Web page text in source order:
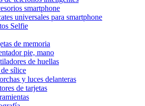
smartphone
universales para smartphone
Selfie
de memoria
pie, mano
de huellas
sílice
y luces delanteras
de tarjetas